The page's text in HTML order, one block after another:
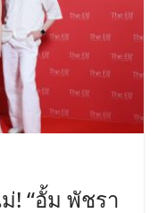
! “อั้ม พัชรา